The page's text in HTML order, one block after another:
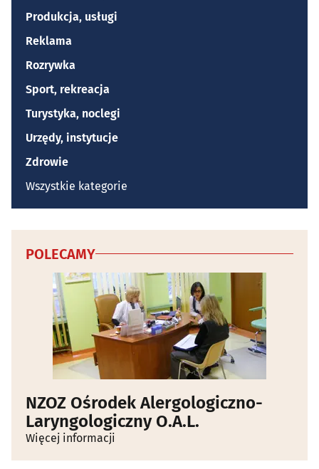
Produkcja, usługi
Reklama
Rozrywka
Sport, rekreacja
Turystyka, noclegi
Urzędy, instytucje
Zdrowie
Wszystkie kategorie
POLECAMY
NZOZ Ośrodek Alergologiczno-
Laryngologiczny O.A.L.
Więcej informacji